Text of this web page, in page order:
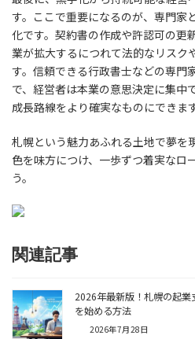
す。ここで重要になるのが、専門家
化です。契約書の作成や許認可の更
業が拡大するにつれて法的なリスク
す。信頼できる行政書士などの専門
で、経営者は本業の意思決定に集中
成長路線をより確実なものにできます
札幌という魅力あふれる土地で夢を
色を味方につけ、一歩ずつ着実なロ
う。
関連記事
2026年最新版！札幌の起
を始める方法
2026年7月28日